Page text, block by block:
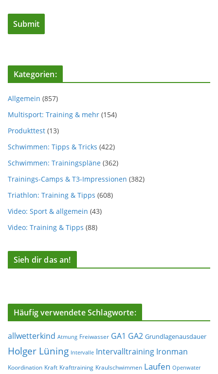
Kategorien:
Allgemein (857)
Multisport: Training & mehr (154)
Produkttest (13)
Schwimmen: Tipps & Tricks (422)
Schwimmen: Trainingspläne (362)
Trainings-Camps & T3-Impressionen (382)
Triathlon: Training & Tipps (608)
Video: Sport & allgemein (43)
Video: Training & Tipps (88)
Sieh dir das an!
Häufig verwendete Schlagworte:
allwetterkind Atmung Freiwasser GA1 GA2 Grundlagenausdauer
Holger Lüning Intervalle Intervalltraining Ironman
Koordination Kraft Krafttraining Kraulschwimmen Laufen Openwater